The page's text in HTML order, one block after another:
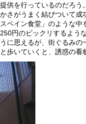
供を行っているのだろう。
さがうまく結びついて成
ペイン食堂」のような
円のビックリするよう
に思えるが、街ぐるみの
歩いていくと、誘惑の看